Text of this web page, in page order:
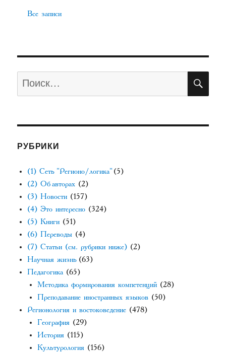
Все записи
РУБРИКИ
(1) Сеть "Регионо/логика"(5)
(2) Об авторах (2)
(3) Новости (157)
(4) Это интересно (324)
(5) Книги (51)
(6) Переводы (4)
(7) Статьи (см. рубрики ниже) (2)
Научная жизнь(63)
Педагогика (65)
Методика формирования компетенций (28)
Преподавание иностранных языков (50)
Регионология и востоковедение (478)
География (29)
История (115)
Культурология (156)